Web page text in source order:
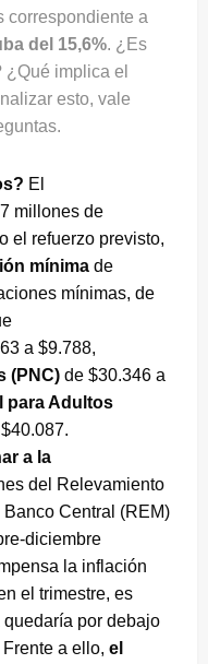
correspondiente a
del 15,6%. ¿Es
implica el
esto, vale
El
millones de
el refuerzo previsto,
mínima de
mínimas, de
a $9.788,
(PNC) de $30.346 a
para Adultos
a la
del Relevamiento
Central (REM)
diciembre
la inflación
el trimestre, es
por debajo
a ello, el